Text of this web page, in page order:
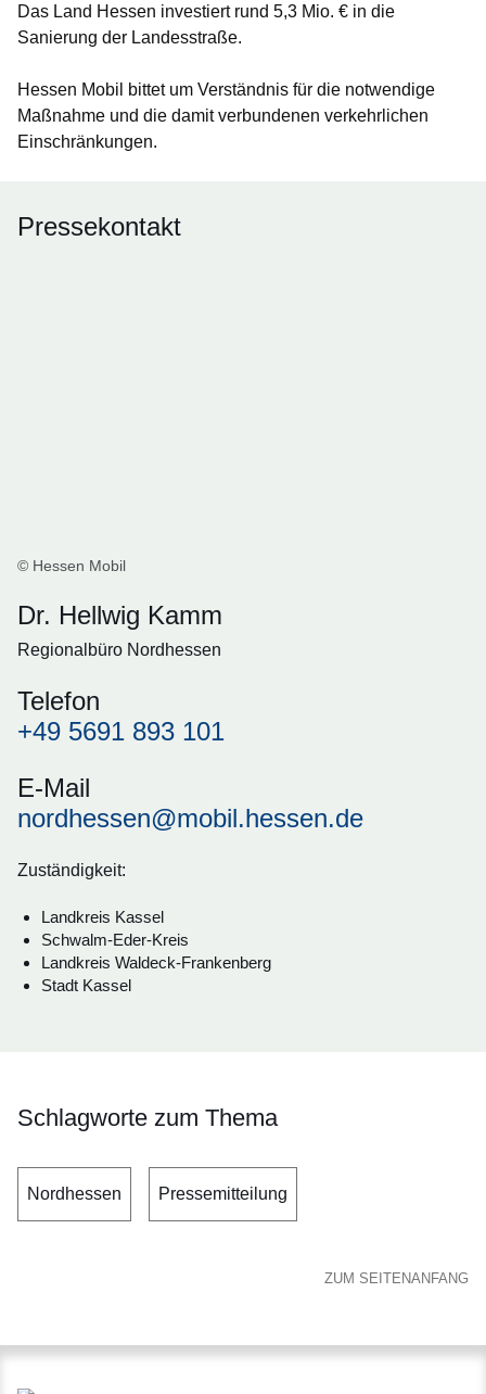
Das Land Hessen investiert rund 5,3 Mio. € in die
Sanierung der Landesstraße.
Hessen Mobil bittet um Verständnis für die notwendige
Maßnahme und die damit verbundenen verkehrlichen
Einschränkungen.
Pressekontakt
© Hessen Mobil
Dr. Hellwig Kamm
Regionalbüro Nordhessen
Telefon
+49 5691 893 101
E-Mail
nordhessen@mobil.hessen.de
Zuständigkeit:
Landkreis Kassel
Schwalm-Eder-Kreis
Landkreis Waldeck-Frankenberg
Stadt Kassel
Schlagworte zum Thema
Nordhessen Pressemitteilung
ZUM SEITENANFANG